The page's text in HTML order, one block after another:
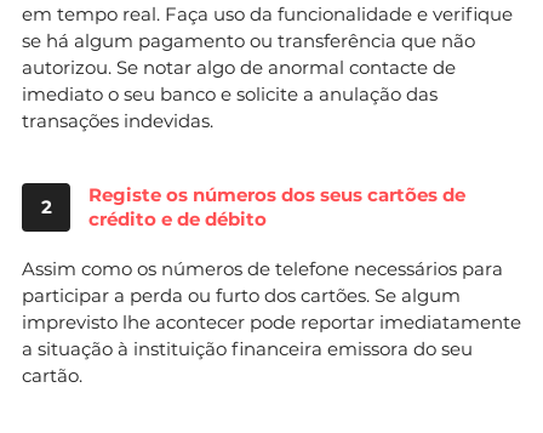
em tempo real. Faça uso da funcionalidade e verifique
se há algum pagamento ou transferência que não
autorizou. Se notar algo de anormal contacte de
imediato o seu banco e solicite a anulação das
transações indevidas.
2
Registe os números dos seus cartões de
crédito e de débito
Assim como os números de telefone necessários para
participar a perda ou furto dos cartões. Se algum
imprevisto lhe acontecer pode reportar imediatamente
a situação à instituição financeira emissora do seu
cartão.